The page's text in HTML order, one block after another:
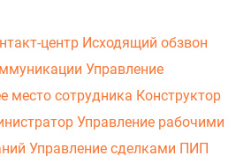
центр Исходящий обзвон
Управление
место сотрудника Конструктор
Управление рабочими
Управление сделками ПИП